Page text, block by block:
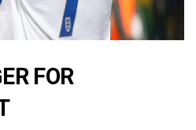
FOR